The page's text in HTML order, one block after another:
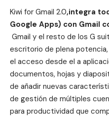
Kiwi for Gmail 2.0,integra
Google Apps) con Gmail
Gmail y el resto de los G
escritorio de plena
el acceso desde el a
documentos, hojas y
de añadir nuevas
de gestión de múltiples
para productividad que